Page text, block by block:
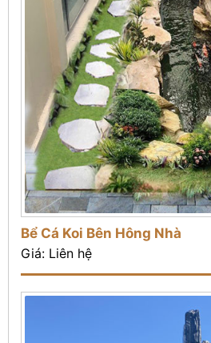
Bể Cá Koi Bên Hông Nhà
Giá: Liên hệ